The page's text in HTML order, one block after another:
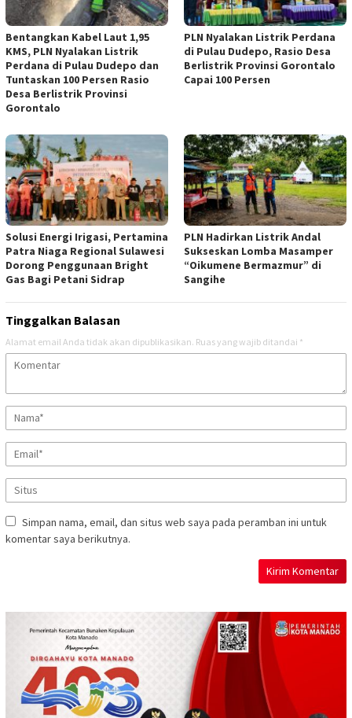
Bentangkan Kabel Laut 1,95
KMS, PLN Nyalakan Listrik
Perdana di Pulau Dudepo dan
Tuntaskan 100 Persen Rasio
Desa Berlistrik Provinsi
Gorontalo
PLN Nyalakan Listrik Perdana
di Pulau Dudepo, Rasio Desa
Berlistrik Provinsi Gorontalo
Capai 100 Persen
Solusi Energi Irigasi, Pertamina
Patra Niaga Regional Sulawesi
Dorong Penggunaan Bright
Gas Bagi Petani Sidrap
PLN Hadirkan Listrik Andal
Sukseskan Lomba Masamper
“Oikumene Bermazmur” di
Sangihe
Tinggalkan Balasan
Alamat email Anda tidak akan dipublikasikan. Ruas yang wajib ditandai *
Simpan nama, email, dan situs web saya pada peramban ini untuk
komentar saya berikutnya.